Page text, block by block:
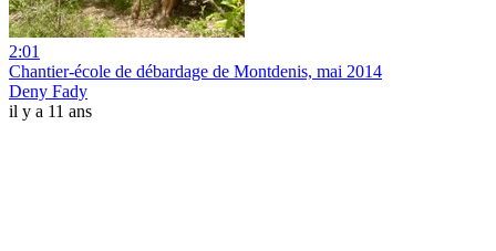
2:01
Chantier-école de débardage de Montdenis, mai 2014
Deny Fady
il y a 11 ans